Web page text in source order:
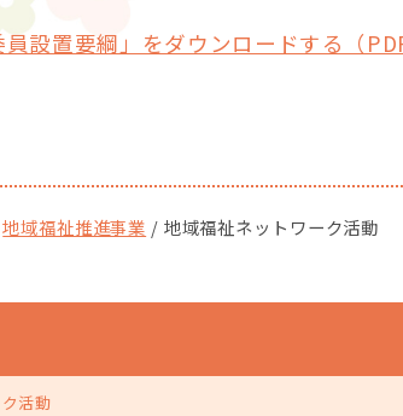
員設置要綱」をダウンロードする（
地域福祉推進事業 / 地域福祉ネットワーク活動
活動